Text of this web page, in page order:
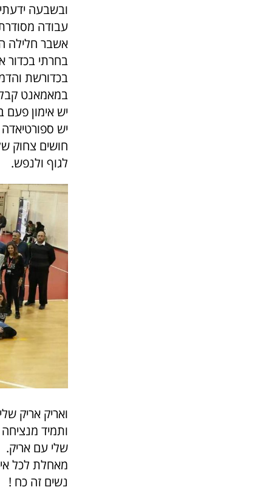
ובשבעה
עבודה
אשבר חלילה
בחרתי בכדור
בכדורשת
במאמאנט
יש אימון
יש
חושים צחוק
לגוף ולנפש.
ואריק אריק
ותמיד
שלי עם אריק.
מאחלת לכל
נשים זה כח !